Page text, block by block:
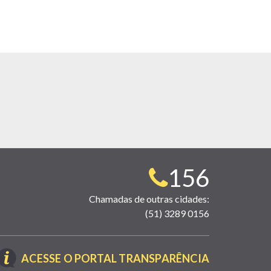
Telefone
para
contato:
156
Chamadas de outras cidades:
(51) 3289 0156
ACESSE O PORTAL TRANSPARÊNCIA(LINK